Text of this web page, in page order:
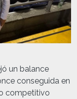
un balance
conseguida en
competitivo